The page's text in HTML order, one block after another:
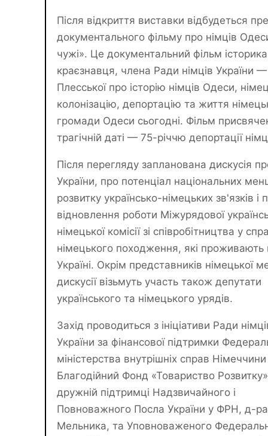
Після відкриття виставки відбудеться
документального фільму про німців
чужі». Це документальний фільм історика
краєзнавця, члена Ради німців України —
Плесської про історію німців Одеси,
колонізацію, депортацію та життя
громади Одеси сьогодні. Фільм
трагічній даті — 75-річчю депортації
Після перегляду запланована дискусія
України, про потенціал національних
розвитку українсько-німецьких зв'язків і
відновлення роботи Міжурядової
німецької комісії зі співробітництва у
німецького походження, які проживають
Україні. Окрім представників німецької
дискусії візьмуть участь також депутати
українського та німецького урядів.
Захід проводиться з ініціативи Ради
України за фінансової підтримки
міністерства внутрішніх справ
Благодійний Фонд «Товариство
дружній підтримці Надзвичайного і
Повноважного Посла України у ФРН, д-
Мельника, та Уповноваженого